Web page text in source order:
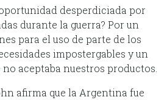
desperdiciada por
durante la guerra? Por un
para el uso de parte de los
impostergables y un
aceptaba nuestros productos.
afirma que la Argentina fue